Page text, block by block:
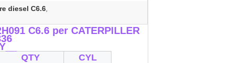
diesel C6.6,
C6.6 per CATERPILLER
QTY CYL